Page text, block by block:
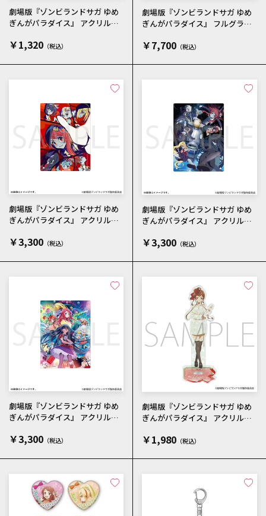
劇場版『ゾンビランドサガ ゆめ
ぎんがパラダイス』 アクリルカ
ュアル
￥1,320
劇場版『ゾンビランドサガ ゆめ
ぎんがパラダイス』 フルグラフ
ンビジュアル
￥7,700
劇場版『ゾンビランドサガ ゆめ
ぎんがパラダイス』 アクリルパ
￥3,300
劇場版『ゾンビランドサガ ゆめ
ぎんがパラダイス』 アクリルパ
￥3,300
劇場版『ゾンビランドサガ ゆめ
ぎんがパラダイス』 アクリルパ
￥3,300
劇場版『ゾンビランドサガ ゆめ
ぎんがパラダイス』 アクリルス
￥1,980